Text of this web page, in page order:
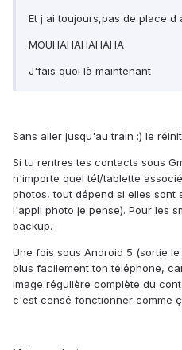
Et j ai toujours,pas de place d
MOUHAHAHAHAHA
J'fais quoi là maintenant
Sans aller jusqu'au train :) le
Si tu rentres tes contacts sous
n'importe quel tél/tablette
photos, tout dépend si elles sont
l'appli photo je pense). Pour les
backup.
Une fois sous Android 5 (sortie
plus facilement ton téléphone,
image régulière complète du
c'est censé fonctionner comme